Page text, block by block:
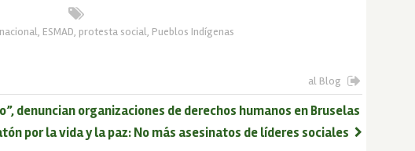
, ESMAD, protesta social, Pueblos Indígenas
al Blog
denuncian organizaciones de derechos humanos en Bruselas
por la vida y la paz: No más asesinatos de líderes sociales